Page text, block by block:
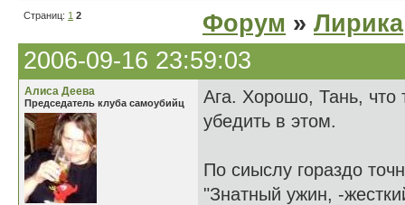
Страниц: 1 2 Форум » Лирика
2006-09-16 23:59:03
Алиса Деева
Председатель клуба самоубийц
Ага. Хорошо, Тань,
убедить в этом.
По сиыслу гораздо
"Знатный ужин, -